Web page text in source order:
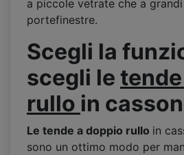
a piccole vetrate che a
portefinestre.
Scegli la
scegli le
rullo in
Le tende a doppio rullo in
sono un ottimo modo per